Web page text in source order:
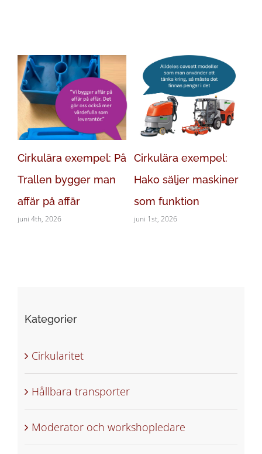
Cirkulära exempel: På
Trallen bygger man
affär på affär
juni 4th, 2026
Cirkulära exempel:
Hako säljer maskiner
som funktion
juni 1st, 2026
Kategorier
Cirkularitet
Hållbara transporter
Moderator och workshopledare